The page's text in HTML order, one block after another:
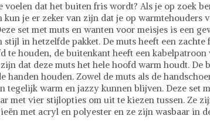
voelen dat het buiten fris wordt? Als je op zoek
kun je er zeker van zijn dat je op warmtehouders
set met muts en wanten voor meisjes is een
stijl in hetzelfde pakket. De muts heeft een
te houden, de buitenkant heeft een
dat deze muts het hele hoofd warm houdt.
handen houden. Zowel de muts als de
tegelijk warm en jazzy kunnen blijven. Deze set
met vier stijlopties om uit te kiezen tussen. Ze
met acryl en polyester en ze zijn wasbaar in